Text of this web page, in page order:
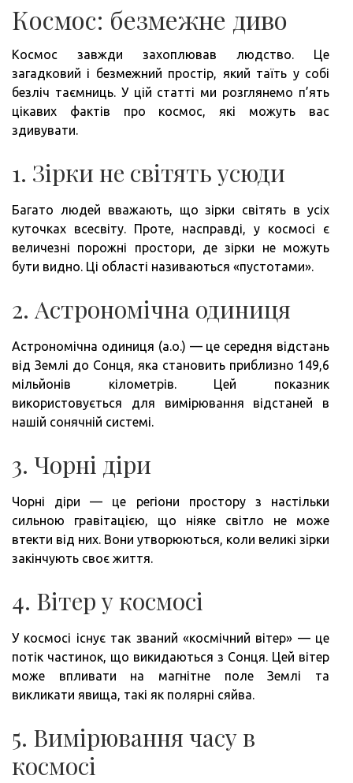
Космос: безмежне диво
Космос завжди захоплював людство. Це
загадковий і безмежний простір, який таїть у собі
безліч таємниць. У цій статті ми розглянемо п’ять
цікавих фактів про космос, які можуть вас
здивувати.
1. Зірки не світять усюди
Багато людей вважають, що зірки світять в усіх
куточках всесвіту. Проте, насправді, у космосі є
величезні порожні простори, де зірки не можуть
бути видно. Ці області називаються «пустотами».
2. Астрономічна одиниця
Астрономічна одиниця (а.о.) — це середня відстань
від Землі до Сонця, яка становить приблизно 149,6
мільйонів кілометрів. Цей показник
використовується для вимірювання відстаней в
нашій сонячній системі.
3. Чорні діри
Чорні діри — це регіони простору з настільки
сильною гравітацією, що ніяке світло не може
втекти від них. Вони утворюються, коли великі зірки
закінчують своє життя.
4. Вітер у космосі
У космосі існує так званий «космічний вітер» — це
потік частинок, що викидаються з Сонця. Цей вітер
може впливати на магнітне поле Землі та
викликати явища, такі як полярні сяйва.
5. Вимірювання часу в
космосі